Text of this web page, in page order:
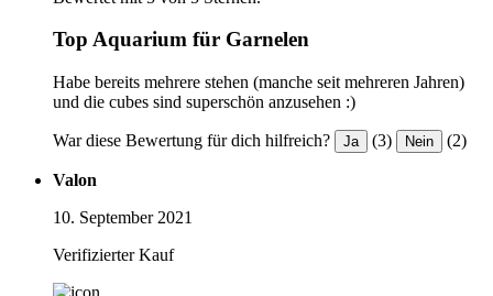
Top Aquarium für Garnelen
Habe bereits mehrere stehen (manche seit mehreren Jahren)
und die cubes sind superschön anzusehen :)
War diese Bewertung für dich hilfreich? Ja (3) Nein (2)
Valon
10. September 2021
Verifizierter Kauf